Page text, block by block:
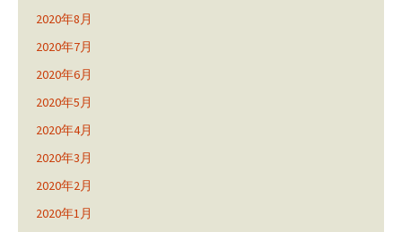
2020年8月
2020年7月
2020年6月
2020年5月
2020年4月
2020年3月
2020年2月
2020年1月